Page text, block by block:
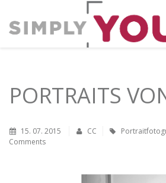
PORTRAITS
15. 07. 2015 CC
Comments